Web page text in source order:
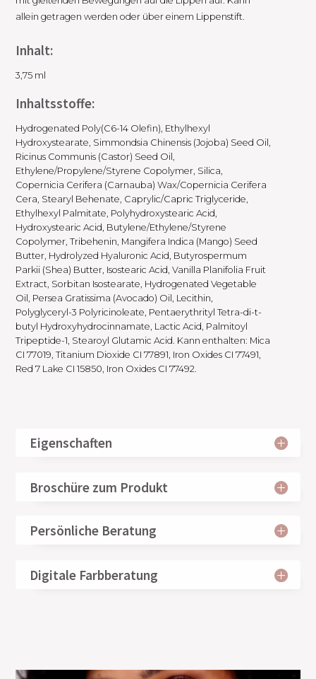
allein getragen werden oder über einem Lippenstift.
Inhalt:
3,75 ml
Inhaltsstoffe:
Hydrogenated Poly(C6-14 Olefin), Ethylhexyl
Hydroxystearate, Simmondsia Chinensis (Jojoba) Seed Oil,
Ricinus Communis (Castor) Seed Oil,
Ethylene/Propylene/Styrene Copolymer, Silica,
Copernicia Cerifera (Carnauba) Wax/Copernicia Cerifera
Cera, Stearyl Behenate, Caprylic/Capric Triglyceride,
Ethylhexyl Palmitate, Polyhydroxystearic Acid,
Hydroxystearic Acid, Butylene/Ethylene/Styrene
Copolymer, Tribehenin, Mangifera Indica (Mango) Seed
Butter, Hydrolyzed Hyaluronic Acid, Butyrospermum
Parkii (Shea) Butter, Isostearic Acid, Vanilla Planifolia Fruit
Extract, Sorbitan Isostearate, Hydrogenated Vegetable
Oil, Persea Gratissima (Avocado) Oil, Lecithin,
Polyglyceryl-3 Polyricinoleate, Pentaerythrityl Tetra-di-t-
butyl Hydroxyhydrocinnamate, Lactic Acid, Palmitoyl
Tripeptide-1, Stearoyl Glutamic Acid. Kann enthalten: Mica
CI 77019, Titanium Dioxide CI 77891, Iron Oxides CI 77491,
Red 7 Lake CI 15850, Iron Oxides CI 77492.
Persönliche Beratung
Digitale Farbberatung
Eigenschaften
Broschüre zum Produkt